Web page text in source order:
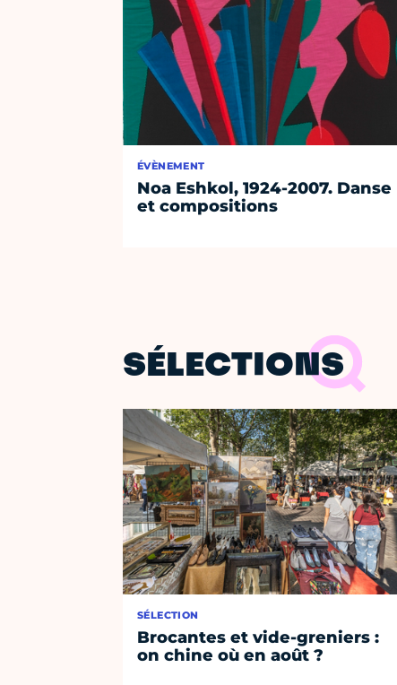
ÉVÈNEMENT
Noa Eshkol, 1924-2007. Danse
et compositions
SÉLECTIONS
SÉLECTION
Brocantes et vide-greniers :
on chine où en août ?